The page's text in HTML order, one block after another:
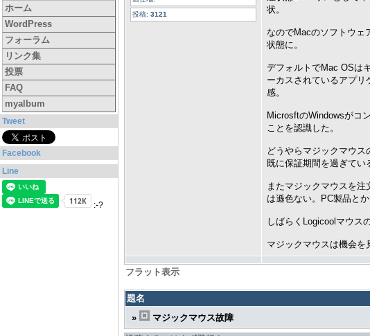
ホーム
WordPress
フォーラム
リンク集
投票
FAQ
myalbum
Tweet
Facebook
Line
:-?
投稿: 3121
状。
なのでMacのソフトウェ
状態に。
デフォルトでMac OSは
ーカスされているアプ
感。
MicrosftのWindowsがコ
ことを認識した。
どうやらマジックマウス
既に保証期間を過ぎてい
またマジックマウスを
は遜色ない。PC製品と
しばらくLogicoolマウス
マジックマウスは機会を
フラット表示
題名
»
マジックマウス故障